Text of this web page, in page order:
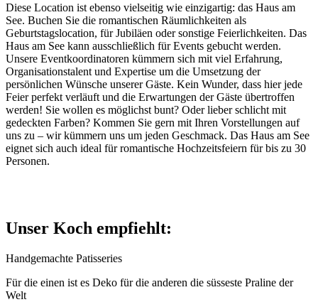
Diese Location ist ebenso vielseitig wie einzigartig: das Haus am
See. Buchen Sie die romantischen Räumlichkeiten als
Geburtstagslocation, für Jubiläen oder sonstige Feierlichkeiten. Das
Haus am See kann ausschließlich für Events gebucht werden.
Unsere Eventkoordinatoren kümmern sich mit viel Erfahrung,
Organisationstalent und Expertise um die Umsetzung der
persönlichen Wünsche unserer Gäste. Kein Wunder, dass hier jede
Feier perfekt verläuft und die Erwartungen der Gäste übertroffen
werden! Sie wollen es möglichst bunt? Oder lieber schlicht mit
gedeckten Farben? Kommen Sie gern mit Ihren Vorstellungen auf
uns zu – wir kümmern uns um jeden Geschmack. Das Haus am See
eignet sich auch ideal für romantische Hochzeitsfeiern für bis zu 30
Personen.
Unser Koch empfiehlt:
Handgemachte Patisseries
Für die einen ist es Deko für die anderen die süsseste Praline der
Welt